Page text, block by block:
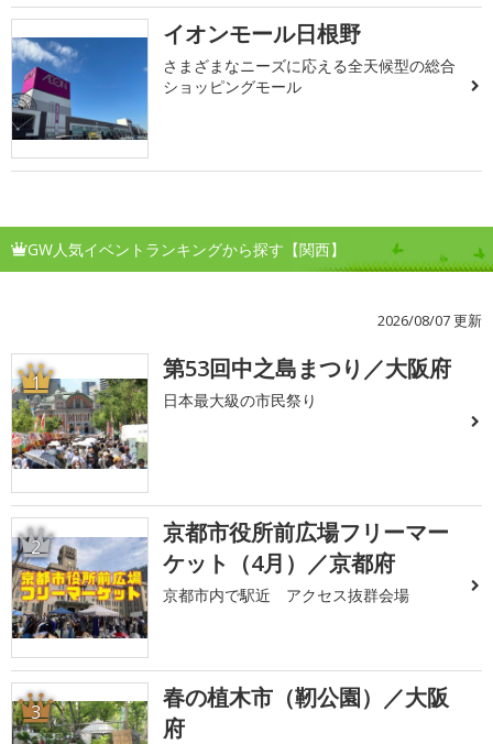
イオンモール日根野
さまざまなニーズに応える全天候型の総合
ショッピングモール
GW人気イベントランキングから探す【関西】
2026/08/07 更新
1 第53回中之島まつり／大阪府
日本最大級の市民祭り
2
京都市役所前広場フリーマー
ケット（4月）／京都府
京都市内で駅近 アクセス抜群会場
3
春の植木市（靭公園）／大阪
府